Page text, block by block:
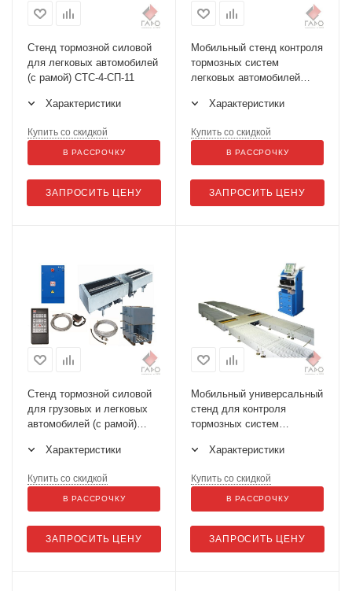
Стенд тормозной силовой
для легковых автомобилей
(с рамой) СТС-4-СП-11
Характеристики
ЗАПРОСИТЬ ЦЕНУ
Купить со скидкой
В РАССРОЧКУ
Мобильный стенд контроля
тормозных систем
легковых автомобилей
Характеристики
ЗАПРОСИТЬ ЦЕНУ
Купить со скидкой
В РАССРОЧКУ
Стенд тормозной силовой
для грузовых и легковых
автомобилей (с рамой)
Характеристики
ЗАПРОСИТЬ ЦЕНУ
Купить со скидкой
В РАССРОЧКУ
Мобильный универсальный
стенд для контроля
тормозных систем
Характеристики
ЗАПРОСИТЬ ЦЕНУ
Купить со скидкой
В РАССРОЧКУ